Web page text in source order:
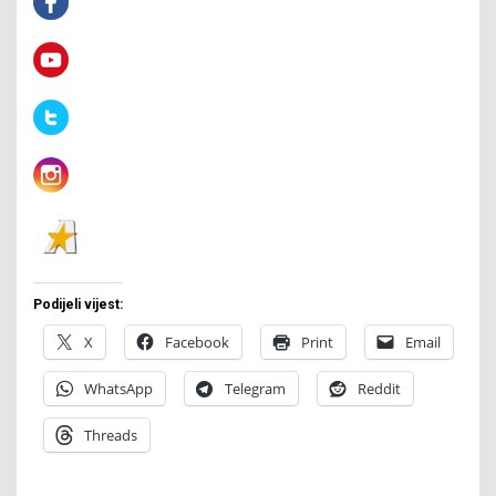
Podijeli vijest:
X Facebook Print Email
WhatsApp Telegram Reddit
Threads